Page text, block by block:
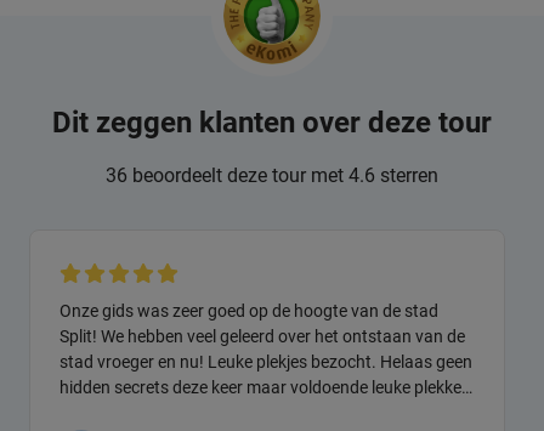
Dit zeggen klanten over deze tour
36 beoordeelt deze tour met 4.6 sterren
Onze gids was zeer goed op de hoogte van de stad
Split! We hebben veel geleerd over het ontstaan van de
stad vroeger en nu! Leuke plekjes bezocht. Helaas geen
hidden secrets deze keer maar voldoende leuke plekken